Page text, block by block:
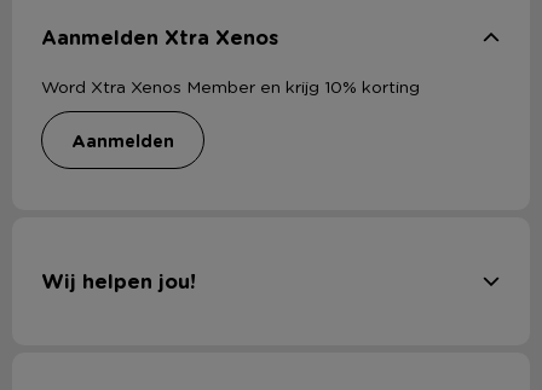
Aanmelden Xtra Xenos
Word Xtra Xenos Member en krijg 10% korting
aanmelden
Wij helpen jou!